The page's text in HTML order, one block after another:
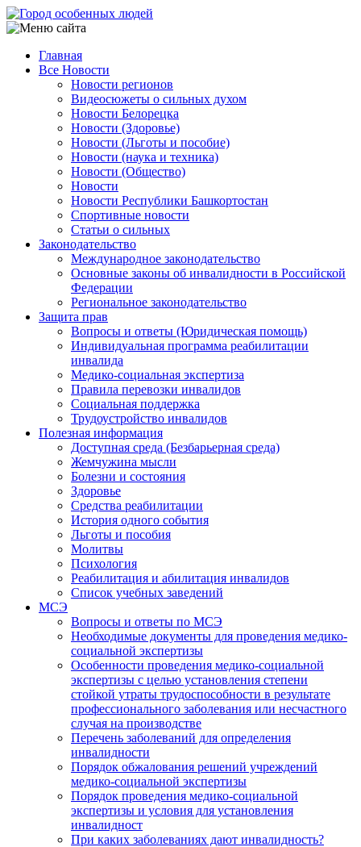
Перейти
к
содержанию
Main
navigation
Главная
Все Новости
Новости регионов
Видеосюжеты о сильных духом
Новости Белорецка
Новости (Здоровье)
Новости (Льготы и пособие)
Новости (наука и техника)
Новости (Общество)
Новости
Новости Республики Башкортостан
Спортивные новости
Статьи о сильных
Законодательство
Международное законодательство
Основные законы об инвалидности в Российской
Федерации
Региональное законодательство
Защита прав
Вопросы и ответы (Юридическая помощь)
Индивидуальная программа реабилитации
инвалида
Медико-социальная экспертиза
Правила перевозки инвалидов
Социальная поддержка
Трудоустройство инвалидов
Полезная информация
Доступная среда (Безбарьерная среда)
Жемчужина мысли
Болезни и состояния
Здоровье
Средства реабилитации
История одного события
Льготы и пособия
Молитвы
Психология
Реабилитация и абилитация инвалидов
Список учебных заведений
МСЭ
Вопросы и ответы по МСЭ
Необходимые документы для проведения медико-
социальной экспертизы
Особенности проведения медико-социальной
экспертизы с целью установления степени
стойкой утраты трудоспособности в результате
профессионального заболевания или несчастного
случая на производстве
Перечень заболеваний для определения
инвалидности
Порядок обжалования решений учреждений
медико-социальной экспертизы
Порядок проведения медико-социальной
экспертизы и условия для установления
инвалидност
При каких заболеваниях дают инвалидность?